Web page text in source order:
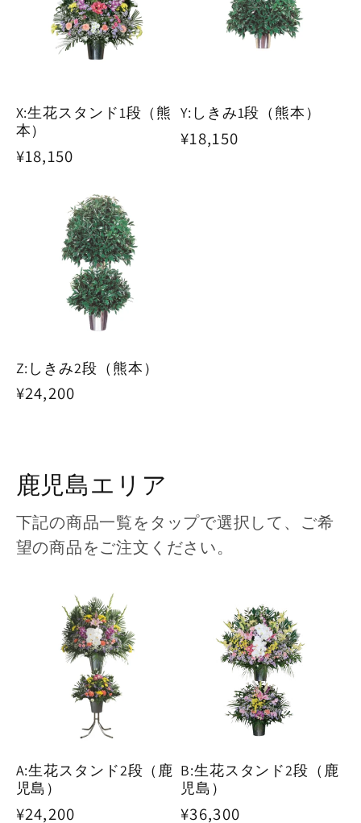
X:生花スタンド1段（熊
本）
通
¥18,150
Y:しきみ1段（熊本）
通
¥18,150
Z:しきみ2段（熊本）
通
¥24,200
鹿児島エリア
下記の商品一覧をタップで選択して、ご希
望の商品をご注文ください。
A:生花スタンド2段（鹿
児島）
通
¥24,200
B:生花スタンド2段（鹿
児島）
通
¥36,300